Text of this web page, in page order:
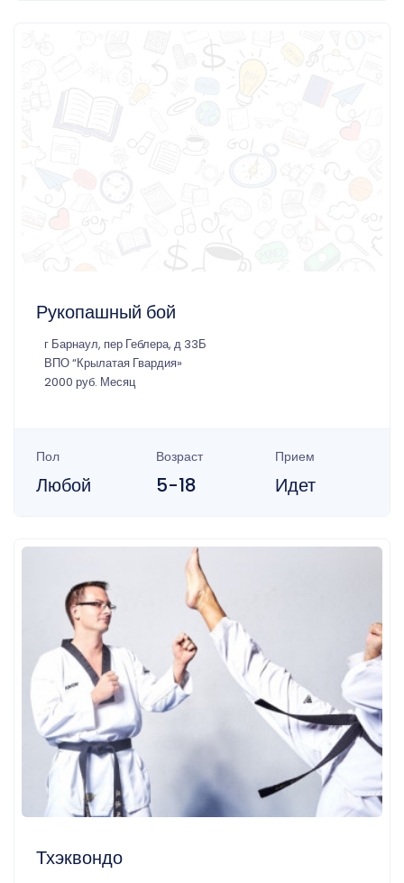
Рукопашный бой
г Барнаул, пер Геблера, д 33Б
ВПО “Крылатая Гвардия»
2000 руб. Месяц
Пол
Любой
Возраст
5-18
Прием
Идет
Тхэквондо